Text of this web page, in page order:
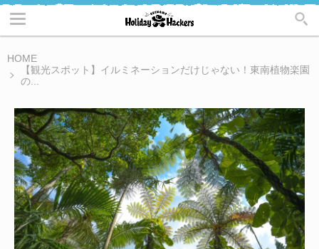
HOME
【観光スポット】イルミネーションだけじゃない！東南植物楽園
の...